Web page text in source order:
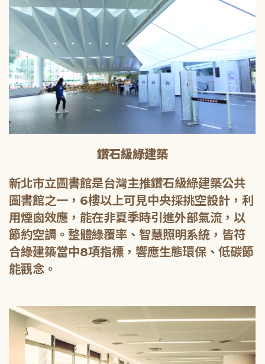
鑽石級綠建築
新北市立圖書館是台灣主推鑽石級綠建築公共
圖書館之一，6樓以上可見中央採挑空設計，利
用煙囪效應，能在非夏季時引進外部氣流，以
節約空調。整體綠覆率、智慧照明系統，皆符
合綠建築當中8項指標，響應生態環保、低碳節
能觀念。